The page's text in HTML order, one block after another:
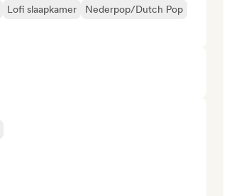
Lofi slaapkamer
Nederpop/Dutch Pop